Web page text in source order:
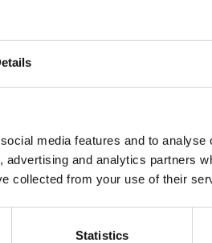
media features and to
and analytics partners
collected from your use of their
Statistics